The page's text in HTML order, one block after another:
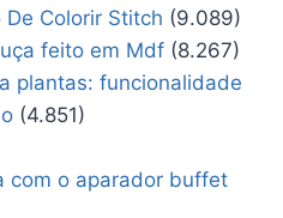
Colorir Stitch (9.089)
feito em Mdf (8.267)
plantas: funcionalidade
(4.851)
com o aparador buffet